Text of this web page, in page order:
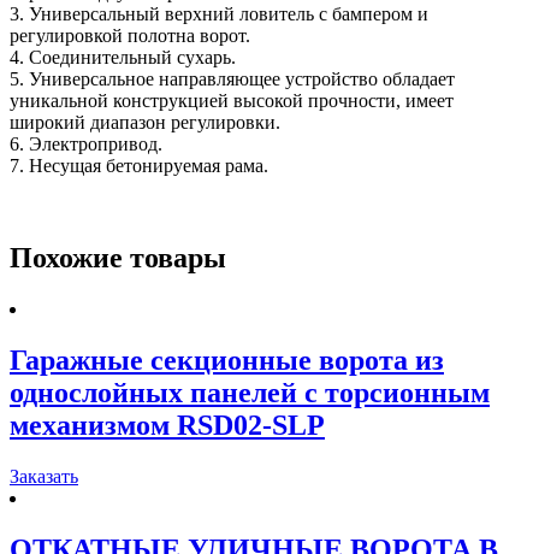
3. Универсальный верхний ловитель с бампером и
регулировкой полотна ворот.
4. Соединительный сухарь.
5. Универсальное направляющее устройство обладает
уникальной конструкцией высокой прочности, имеет
широкий диапазон регулировки.
6. Электропривод.
7. Несущая бетонируемая рама.
Похожие товары
Гаражные секционные ворота из
однослойных панелей с торсионным
механизмом RSD02-SLP
Заказать